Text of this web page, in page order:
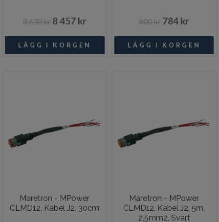
8 630 kr 8 457 kr 800 kr 784 kr
Maretron - MPower
CLMD12, Kabel J2, 30cm
Maretron - MPower
CLMD12, Kabel J2, 5m,
2,5mm2, Svart